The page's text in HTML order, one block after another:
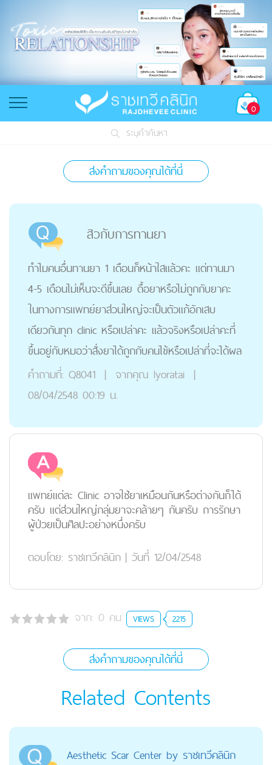
0
ระบุคำค้นหา
ส่งคำถามของคุณได้ที่นี่
สิวกับการทานยา
ทำไมคนอื่นทานยา 1 เดือนก็หน้าใสแล้วคะ แต่ทานมา
4-5 เดือนไม่เห็นจะดีขึ้นเลย ดื้อยาหรือไม่ถูกกับยาคะ
ในทางการแพทย์ยาส่วนใหญ่จะเป็นตัวแก้อักเสบ
เดียวกันทุก clinic หรือเปล่าคะ แล้วจริงหรือเปล่าคะที่
ขึ้นอยู่กับหมอว่าสั่งยาได้ถูกกับคนไข้หรือเปล่าที่จะได้ผล
คำถามที่: Q8041 | จากคุณ lyoratai |
08/04/2548 00:19 น.
แพทย์แต่ละ Clinic อาจใช้ยาเหมือนกันหรือต่างกันก็ได้
ครับ แต่ส่วนใหญ่กลุ่มยาจะคล้ายๆ กันครับ การรักษา
ผู้ป่วยเป็นศิลปะอย่างหนึ่งครับ
ตอบโดย: ราชเทวีคลินิก | วันที่ 12/04/2548
จาก: 0 คน VIEWS 2215
ส่งคำถามของคุณได้ที่นี่
Related Contents
Aesthetic Scar Center by ราชเทวีคลินิก